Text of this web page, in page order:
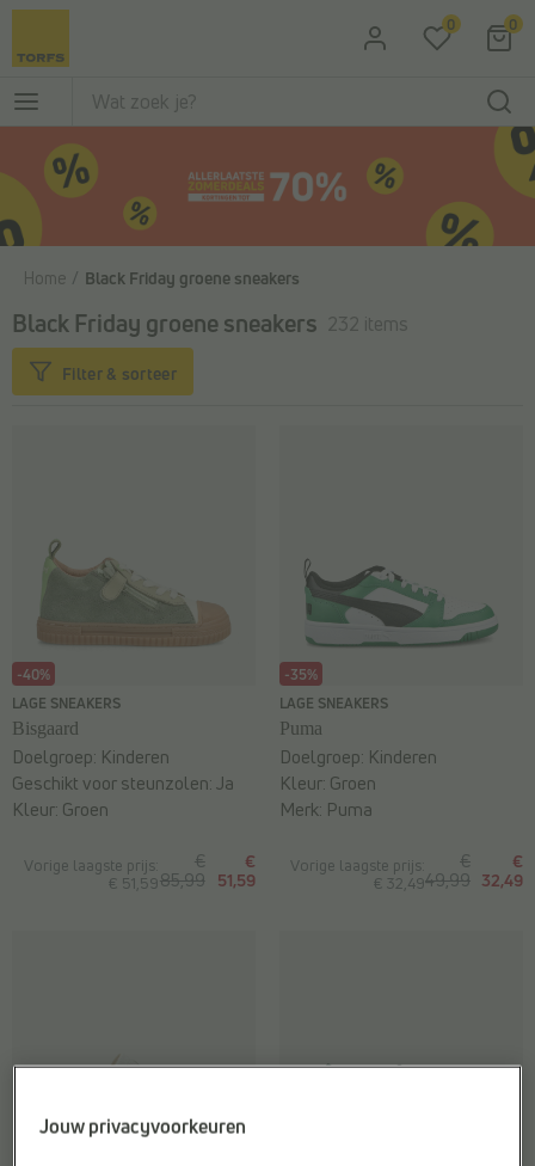
Ga naar de hoofdinhoud 0 0
Home Black Friday groene sneakers
Black Friday groene sneakers 232 items
Filter & sorteer
-40%
LAGE SNEAKERS
Bisgaard
Vorige laagste prijs:
€ 51,59
€
85,99
€
51,59
Doelgroep: Kinderen
Geschikt voor steunzolen:Ja
Kleur: Groen
-35%
LAGE SNEAKERS
Puma
Vorige laagste prijs:
€ 32,49
€
49,99
€
32,49
Doelgroep: Kinderen
Kleur: Groen
Merk: Puma
Jouw privacyvoorkeuren